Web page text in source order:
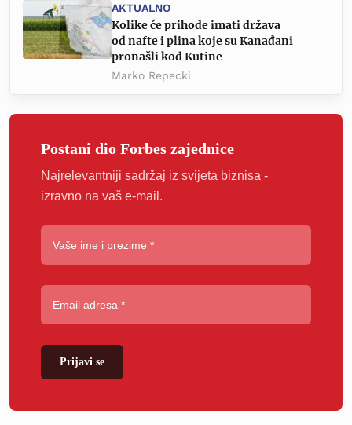
AKTUALNO
Kolike će prihode imati država
od nafte i plina koje su Kanađani
pronašli kod Kutine
Marko Repecki
Postani dio Forbes zajednice
Najrelevantniji sadržaj iz svijeta biznisa -
izravno na vaš e-mail.
Prijavi se